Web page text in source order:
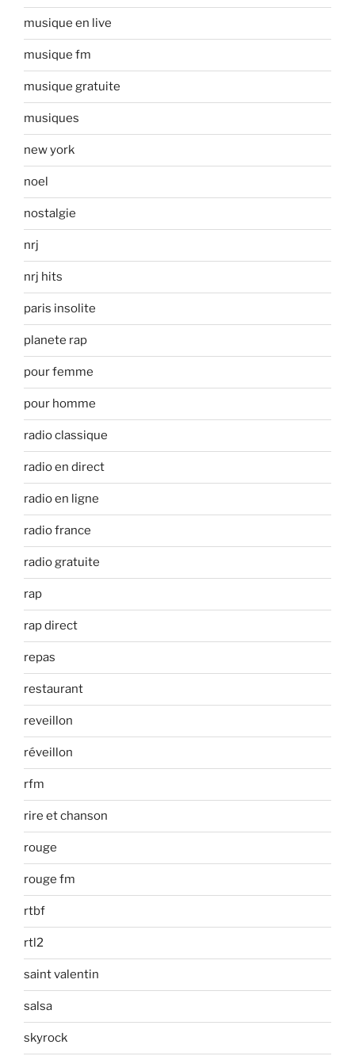
musique en live
musique fm
musique gratuite
musiques
new york
noel
nostalgie
nrj
nrj hits
paris insolite
planete rap
pour femme
pour homme
radio classique
radio en direct
radio en ligne
radio france
radio gratuite
rap
rap direct
repas
restaurant
reveillon
réveillon
rfm
rire et chanson
rouge
rouge fm
rtbf
rtl2
saint valentin
salsa
skyrock